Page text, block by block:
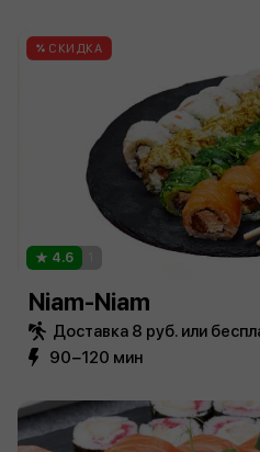
СКИДКА
4.6
Niam-Niam
Доставка 8 руб. или
90−120 мин